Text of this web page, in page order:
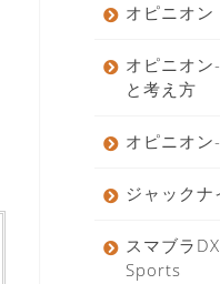
オピニオン
オピニオ
と考え方
オピニオン
ジャックナ
スマブラ
Sports